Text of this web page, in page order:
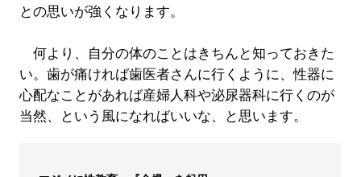
との思いが強くなります。
何より、自分の体のことはきちんと知っておきた
い。歯が痛ければ歯医者さんに行くように、性器に
心配なことがあれば産婦人科や泌尿器科に行くのが
当然、という風になればいいな、と思います。